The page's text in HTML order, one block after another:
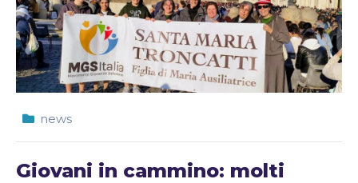
news
Giovani in cammino: molti